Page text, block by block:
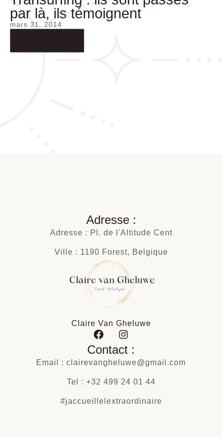
par là, ils témoignent
mars 31, 2014
Adresse :
Adresse : Pl. de l'Altitude Cent
Ville : 1190 Forest, Belgique
Claire Van Gheluwe
Contact :
Email : clairevangheluwe@gmail.com
Tel : +32 499 24 01 44
#jaccueillelextraordinaire